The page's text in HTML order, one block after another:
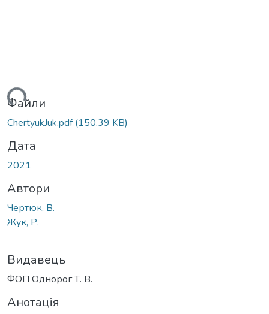
Файли
ChertyukJuk.pdf(150.39 KB)
Дата
2021
Автори
Чертюк, В.
Жук, Р.
Видавець
ФОП Однорог Т. В.
Анотація